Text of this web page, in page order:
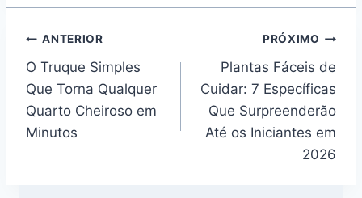
Navegação
de
Post
ANTERIOR
O Truque Simples
Que Torna Qualquer
Quarto Cheiroso em
Minutos
PRÓXIMO
Plantas Fáceis de
Cuidar: 7 Específicas
Que Surpreenderão
Até os Iniciantes em
2026